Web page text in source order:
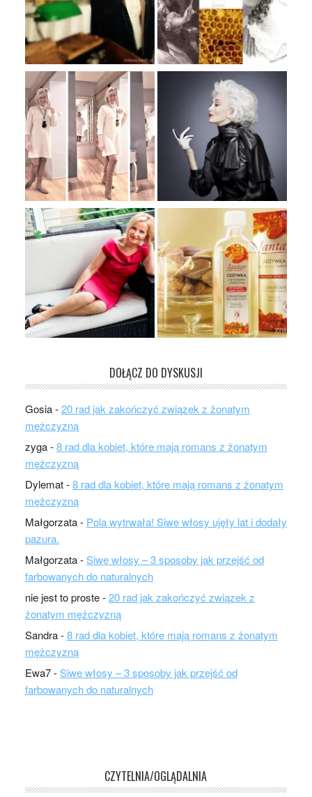
DOŁĄCZ DO DYSKUSJI
Gosia-20 rad jak zakończyć związek z żonatym
mężczyzną
zyga-8 rad dla kobiet, które mają romans z żonatym
mężczyzną
Dylemat-8 rad dla kobiet, które mają romans z żonatym
mężczyzną
Małgorzata- Pola wytrwała! Siwe włosy ujęły lat i dodały
pazura.
Małgorzata-Siwe włosy – 3 sposoby jak przejść od
farbowanych do naturalnych
nie jest to proste-20 rad jak zakończyć związek z
żonatym mężczyzną
Sandra-8 rad dla kobiet, które mają romans z żonatym
mężczyzną
Ewa7-Siwe włosy – 3 sposoby jak przejść od
farbowanych do naturalnych
CZYTELNIA/OGLĄDALNIA